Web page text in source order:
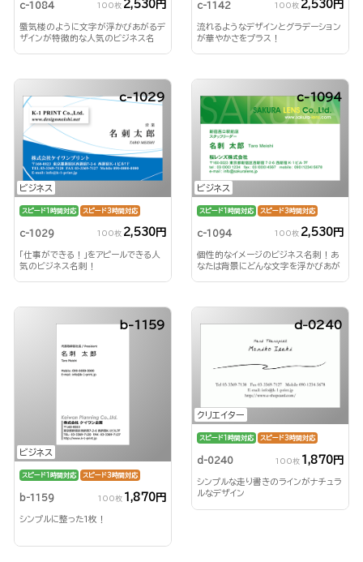
c-1084 100枚 2,530円
蜃気楼のように文字が浮かびあがるデ
ザインが特徴的な人気のビジネス名
c-1142 100枚 2,530円
流れるようなデザインとグラデーション
が華やかさをプラス！
ビジネス
c-1029
スピード1時間対応 スピード3時間対応
c-1029 100枚 2,530円
「仕事ができる！」をアピールできる人
気のビジネス名刺！
ビジネス
c-1094
スピード1時間対応 スピード3時間対応
c-1094 100枚 2,530円
個性的なイメージのビジネス名刺！あ
なたは背景にどんな文字を浮かびあが
ビジネス
b-1159
スピード1時間対応 スピード3時間対応
b-1159 100枚 1,870円
シンプルに整った1枚！
クリエイター
d-0240
スピード1時間対応 スピード3時間対応
d-0240 100枚 1,870円
シンプルな走り書きのラインがナチュラ
ルなデザイン